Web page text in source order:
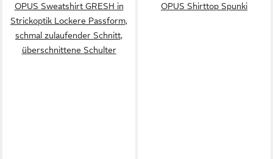
OPUS Sweatshirt GRESH in
Strickoptik Lockere Passform,
schmal zulaufender Schnitt,
überschnittene Schulter
OPUS Shirttop Spunki